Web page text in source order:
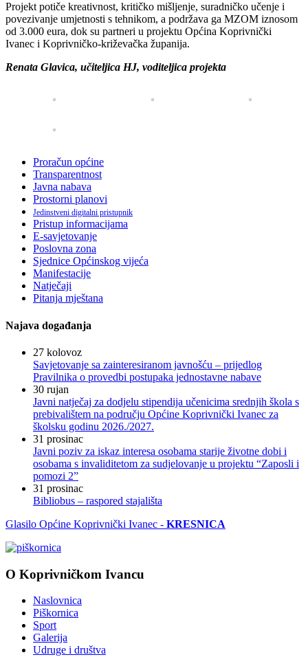
Projekt potiče kreativnost, kritičko mišljenje, suradničko učenje i
povezivanje umjetnosti s tehnikom, a podržava ga MZOM iznosom
od 3.000 eura, dok su partneri u projektu Općina Koprivnički
Ivanec i Koprivničko-križevačka županija.
Renata Glavica, učiteljica HJ, voditeljica projekta
Proračun općine
Transparentnost
Javna nabava
Prostorni planovi
Jedinstveni digitalni pristupnik
Pristup informacijama
E-savjetovanje
Poslovna zona
Sjednice Općinskog vijeća
Manifestacije
Natječaji
Pitanja mještana
Najava događanja
27 kolovoz
Savjetovanje sa zainteresiranom javnošću – prijedlog
Pravilnika o provedbi postupaka jednostavne nabave
30 rujan
Javni natječaj za dodjelu stipendija učenicima srednjih škola s
prebivalištem na području Općine Koprivnički Ivanec za
školsku godinu 2026./2027.
31 prosinac
Javni poziv za iskaz interesa osobama starije životne dobi i
osobama s invaliditetom za sudjelovanje u projektu “Zaposli i
pomozi 2”
31 prosinac
Bibliobus – raspored stajališta
Glasilo Općine Koprivnički Ivanec - KRESNICA
O Koprivničkom Ivancu
Naslovnica
Piškornica
Sport
Galerija
Udruge i društva